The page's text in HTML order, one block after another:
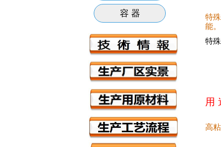
高
用
特
特
能。
容 器